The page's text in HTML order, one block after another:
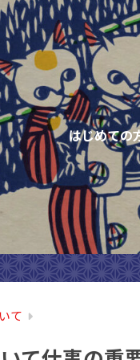
はじめての
て